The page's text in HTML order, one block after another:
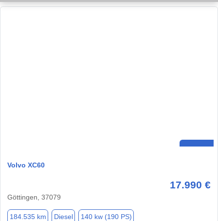
Volvo XC60
17.990 €
Göttingen, 37079
184.535 km Diesel 140 kw (190 PS)